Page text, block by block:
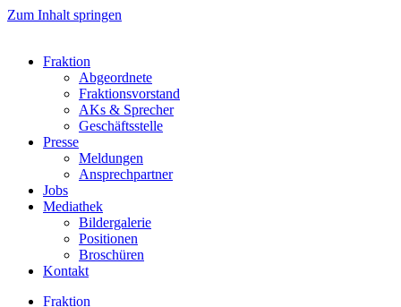
Zum Inhalt springen
Fraktion
Abgeordnete
Fraktions­vorstand
AKs & Sprecher
Geschäftsstelle
Presse
Meldungen
Ansprechpartner
Jobs
Mediathek
Bildergalerie
Positionen
Broschüren
Kontakt
Fraktion